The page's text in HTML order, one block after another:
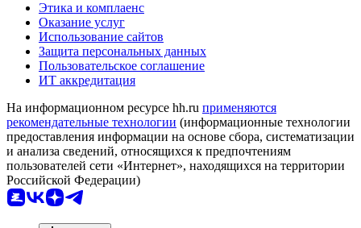
Этика и комплаенс
Оказание услуг
Использование сайтов
Защита персональных данных
Пользовательское соглашение
ИТ аккредитация
На информационном ресурсе hh.ru применяются
рекомендательные технологии (информационные технологии
предоставления информации на основе сбора, систематизации
и анализа сведений, относящихся к предпочтениям
пользователей сети «Интернет», находящихся на территории
Российской Федерации)